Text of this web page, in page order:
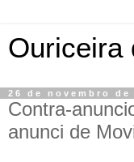
Ouriceira
26 de novembro de
Contra-
anunci de